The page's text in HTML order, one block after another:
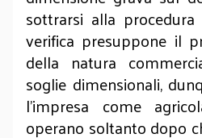
sottrarsi alla
verifica presuppone il
della natura
soglie dimensionali,
l’impresa come
operano soltanto dopo